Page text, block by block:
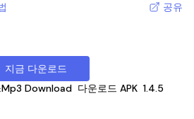
공유
지금 다운로드
Download 다운로드 APK 1.4.5